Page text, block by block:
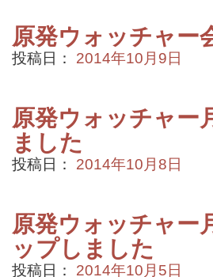
原発ウォッチャー
投稿日： 2014年10月9日
原発ウォッチャー
ました
投稿日： 2014年10月8日
原発ウォッチャー
ップしました
投稿日： 2014年10月5日